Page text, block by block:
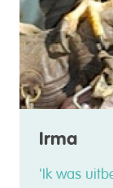
Irma
'Ik was